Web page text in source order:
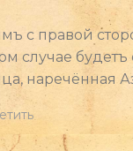
с правой
случае будетъ
наречённая